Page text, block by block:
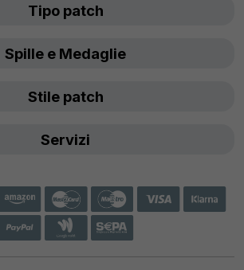
Tipo patch
Spille e Medaglie
Stile patch
Servizi